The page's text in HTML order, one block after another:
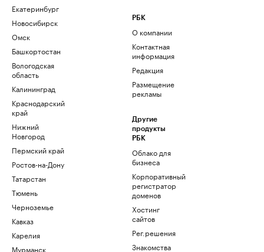
Екатеринбург
Новосибирск
Омск
Башкортостан
Вологодская
область
Калининград
Краснодарский
край
Нижний
Новгород
Пермский край
Ростов-на-Дону
Татарстан
Тюмень
Черноземье
Кавказ
Карелия
Мурманск
РБК
О компании
Контактная
информация
Редакция
Размещение
рекламы
Другие
продукты
РБК
Облако для
бизнеса
Корпоративный
регистратор
доменов
Хостинг
сайтов
Рег.решения
Знакомства